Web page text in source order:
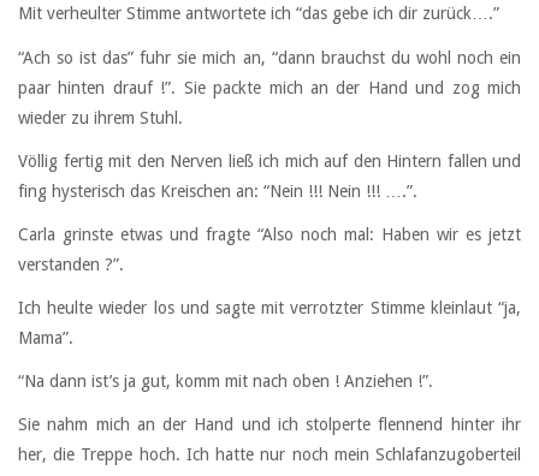
Mit verheulter Stimme antwortete ich “das gebe ich dir zurück….”
“Ach so ist das” fuhr sie mich an, “dann brauchst du wohl noch ein
paar hinten drauf !”. Sie packte mich an der Hand und zog mich
wieder zu ihrem Stuhl.
Völlig fertig mit den Nerven ließ ich mich auf den Hintern fallen und
fing hysterisch das Kreischen an: “Nein !!! Nein !!! ….”.
Carla grinste etwas und fragte “Also noch mal: Haben wir es jetzt
verstanden ?”.
Ich heulte wieder los und sagte mit verrotzter Stimme kleinlaut “ja,
Mama”.
“Na dann ist’s ja gut, komm mit nach oben ! Anziehen !”.
Sie nahm mich an der Hand und ich stolperte flennend hinter ihr
her, die Treppe hoch. Ich hatte nur noch mein Schlafanzugoberteil